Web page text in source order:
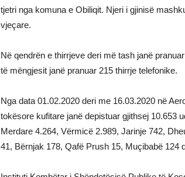
tjetri nga komuna e Obiliqit. Njeri i gjinisë
vjeçare.
Në qendrën e thirrjeve deri më tash janë
të mëngjesit janë pranuar 215 thirrje telefonike.
Nga data 01.02.2020 deri me 16.03.2020 në
tokësore kufitare janë depistuar gjithsej 10.653
Merdare 4.264, Vërmicë 2.989, Jarinje 742,
41, Bërnjak 178, Qafë Prush 15, Muçibabë 124